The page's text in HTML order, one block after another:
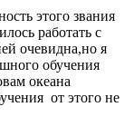
этого звания
работать с
очевидна,но я
обучения
океана
от этого не